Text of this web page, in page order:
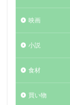
映画
小説
食材
買い物